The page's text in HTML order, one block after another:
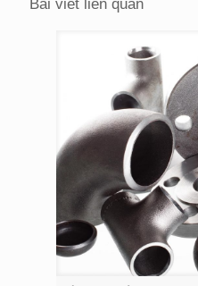
Bài viết liên quan